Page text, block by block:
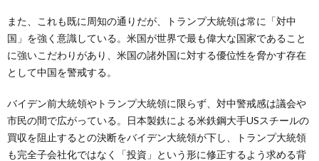
また、これも既に周知の通りだが、トランプ大統領は常に「対中
国」を強く意識している。米国が世界で最も偉大な国家であること
に強いこだわりがあり、米国の諸外国に対する優位性を脅かす存在
として中国を警戒する。
バイデン前大統領やトランプ大統領に限らず、対中警戒感は議会や
市民の間で広がっている。日本製鉄による米鉄鋼大手USスチールの
買収を阻止するとの決断をバイデン大統領が下し、トランプ大統領
も完全子会社化ではなく「投資」という形に修正するよう求める背